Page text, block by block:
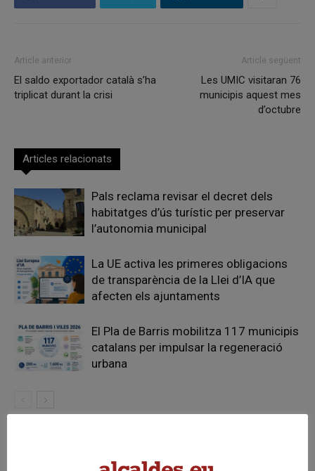
Article anterior
El saldo exportador català s’ha
triplicat durant la crisi
Article següent
Les UMIC visitaran 76
municipis aquest mes
d’octubre
Articles relacionats
Pals reclama revisar el decret dels
habitatges d’ús turístic per preservar
l’autonomia municipal
La UE activa les primeres obligacions
de transparència de la Llei d’IA que
afecten els ajuntaments
El Pla de Barris mobilitza 117 municipis
catalans per impulsar la regeneració
urbana